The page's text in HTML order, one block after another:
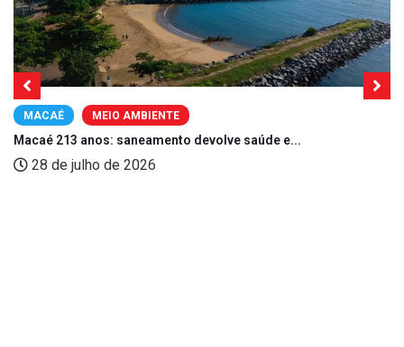
MACAÉ MEIO AMBIENTE
Macaé 213 anos: saneamento devolve saúde e...
28 de julho de 2026